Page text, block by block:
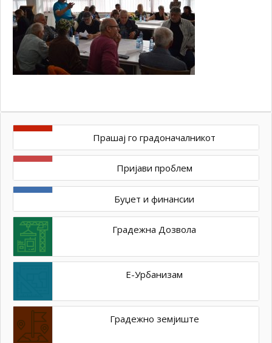
Прашај го градоначалникот
Пријави проблем
Буџет и финансии
Градежна Дозвола
Е-Урбанизам
Градежно земјиште